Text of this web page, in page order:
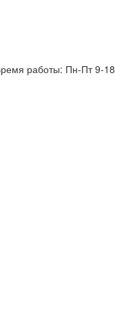
работы: Пн-Пт 9-18